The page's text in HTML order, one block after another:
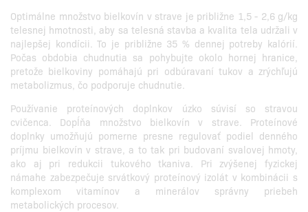
Optimálne množstvo bielkovín v strave je približne 1,5 - 2,6 g/kg
telesnej hmotnosti, aby sa telesná stavba a kvalita tela udržali v
najlepšej kondícii. To je približne 35 % dennej potreby kalórií.
Počas obdobia chudnutia sa pohybujte okolo hornej hranice,
pretože bielkoviny pomáhajú pri odbúravaní tukov a zrýchľujú
metabolizmus, čo podporuje chudnutie.
Používanie proteínových doplnkov úzko súvisí so stravou
cvičenca. Dopĺňa množstvo bielkovín v strave. Proteínové
doplnky umožňujú pomerne presne regulovať podiel denného
príjmu bielkovín v strave, a to tak pri budovaní svalovej hmoty,
ako aj pri redukcii tukového tkaniva. Pri zvýšenej fyzickej
námahe zabezpečuje srvátkový proteínový izolát v kombinácii s
komplexom vitamínov a minerálov správny priebeh
metabolických procesov.